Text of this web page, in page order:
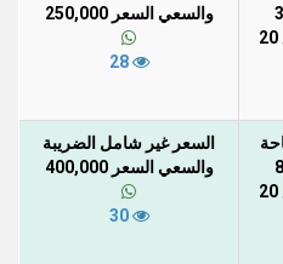
والسعي السعر 250,000
28
السعر غير شامل الضريبة
والسعي السعر 400,000
30